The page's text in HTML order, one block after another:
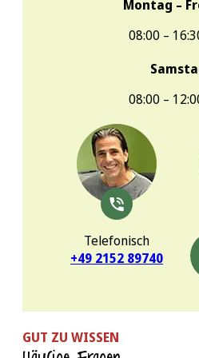
Montag –
08:00 –
08:00 –
Telefonisch
+49 2152 89740
GUT ZU WISSEN